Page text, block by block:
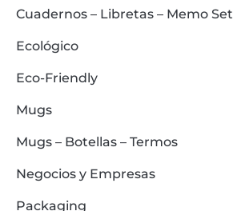
Cuadernos – Libretas – Memo Set
Ecológico
Eco-Friendly
Mugs
Mugs – Botellas – Termos
Negocios y Empresas
Packaging